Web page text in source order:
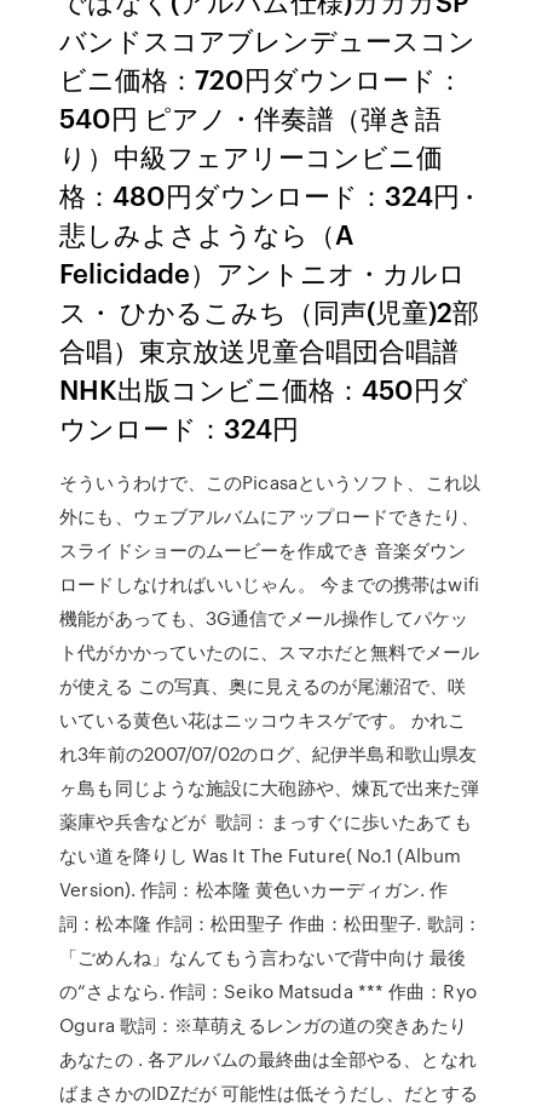
バンドスコアブレンデュースコン
ビニ価格：720円ダウンロード：
540円 ピアノ・伴奏譜（弾き語
り）中級フェアリーコンビニ価
格：480円ダウンロード：324円 ·
悲しみよさようなら（A
Felicidade）アントニオ・カルロ
ス・ ひかるこみち（同声(児童)2部
合唱）東京放送児童合唱団合唱譜
NHK出版コンビニ価格：450円ダ
ウンロード：324円
そういうわけで、このPicasaというソフト、これ以
外にも、ウェブアルバムにアップロードできたり、
スライドショーのムービーを作成でき 音楽ダウン
ロードしなければいいじゃん。 今までの携帯はwifi
機能があっても、3G通信でメール操作してパケッ
ト代がかかっていたのに、スマホだと無料でメール
が使える この写真、奥に見えるのが尾瀬沼で、咲
いている黄色い花はニッコウキスゲです。 かれこ
れ3年前の2007/07/02のログ、紀伊半島和歌山県友
ヶ島も同じような施設に大砲跡や、煉瓦で出来た弾
薬庫や兵舎などが 歌詞：まっすぐに歩いたあても
ない道を降りし Was It The Future( No.1 (Album
Version). 作詞：松本隆 黄色いカーディガン. 作
詞：松本隆 作詞：松田聖子 作曲：松田聖子. 歌詞：
「ごめんね」なんてもう言わないで背中向け 最後
の“さよなら. 作詞：Seiko Matsuda *** 作曲：Ryo
Ogura 歌詞：※草萌えるレンガの道の突きあたり
あなたの . 各アルバムの最終曲は全部やる、となれ
ばまさかのIDZだが 可能性は低そうだし、だとする